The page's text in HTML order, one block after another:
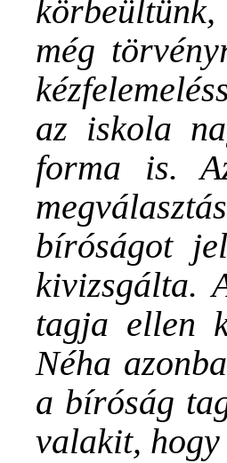
még
az iskola
forma is.
bíróságot
kivizsgálta.
tagja ellen
Néha
a bíróság
valakit,